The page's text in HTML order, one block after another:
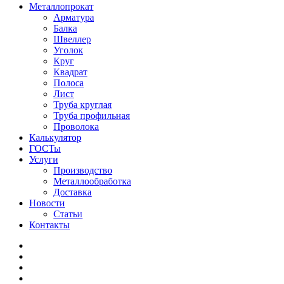
Металлопрокат
Арматура
Балка
Швеллер
Уголок
Круг
Квадрат
Полоса
Лист
Труба круглая
Труба профильная
Проволока
Калькулятор
ГОСТы
Услуги
Производство
Металлообработка
Доставка
Новости
Статьи
Контакты